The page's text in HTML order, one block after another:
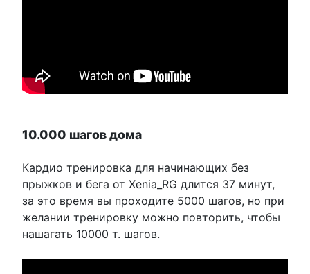
10.000 шагов дома
Кардио тренировка для начинающих без
прыжков и бега от Xenia_RG длится 37 минут,
за это время вы проходите 5000 шагов, но при
желании тренировку можно повторить, чтобы
нашагать 10000 т. шагов.